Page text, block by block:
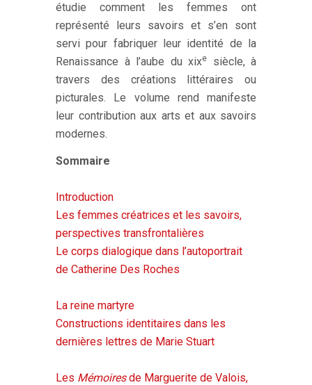
étudie comment les femmes ont
représenté leurs savoirs et s’en sont
servi pour fabriquer leur identité de la
Renaissance à l’aube du xixe
siècle, à
travers des créations littéraires ou
picturales. Le volume rend manifeste
leur contribution aux arts et aux savoirs
modernes.
Sommaire
Introduction
Les femmes créatrices et les savoirs,
perspectives transfrontalières
Le corps dialogique dans l’autoportrait
de Catherine Des Roches
La reine martyre
Constructions identitaires dans les
dernières lettres de Marie Stuart
Les Mémoiresde Marguerite de Valois,